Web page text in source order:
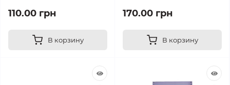
110.00 грн
В корзину
170.00 грн
В корзину